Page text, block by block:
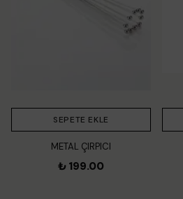
SEPETE EKLE
METAL ÇIRPICI
₺ 199.00